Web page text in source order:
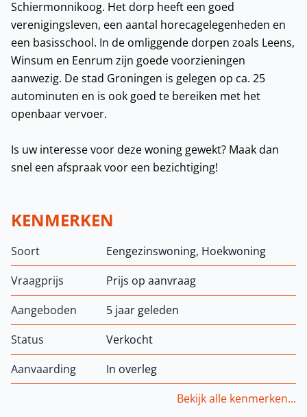
Schiermonnikoog. Het dorp heeft een goed
verenigingsleven, een aantal horecagelegenheden en
een basisschool. In de omliggende dorpen zoals Leens,
Winsum en Eenrum zijn goede voorzieningen
aanwezig. De stad Groningen is gelegen op ca. 25
autominuten en is ook goed te bereiken met het
openbaar vervoer.
Is uw interesse voor deze woning gewekt? Maak dan
snel een afspraak voor een bezichtiging!
KENMERKEN
Soort
Eengezinswoning, Hoekwoning
Vraagprijs
Prijs op aanvraag
Aangeboden
5 jaar geleden
Status
Verkocht
Aanvaarding
In overleg
Bekijk alle kenmerken...